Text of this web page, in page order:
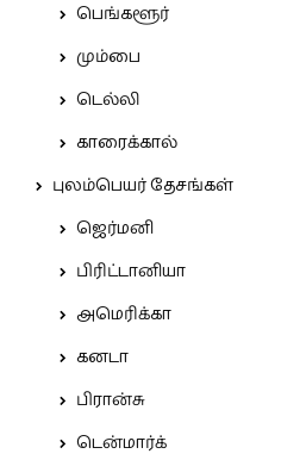
பெங்களூர்
மும்பை
டெல்லி
காரைக்கால்
புலம்பெயர் தேசங்கள்
ஜெர்மனி
பிரிட்டானியா
அமெரிக்கா
கனடா
பிரான்சு
டென்மார்க்